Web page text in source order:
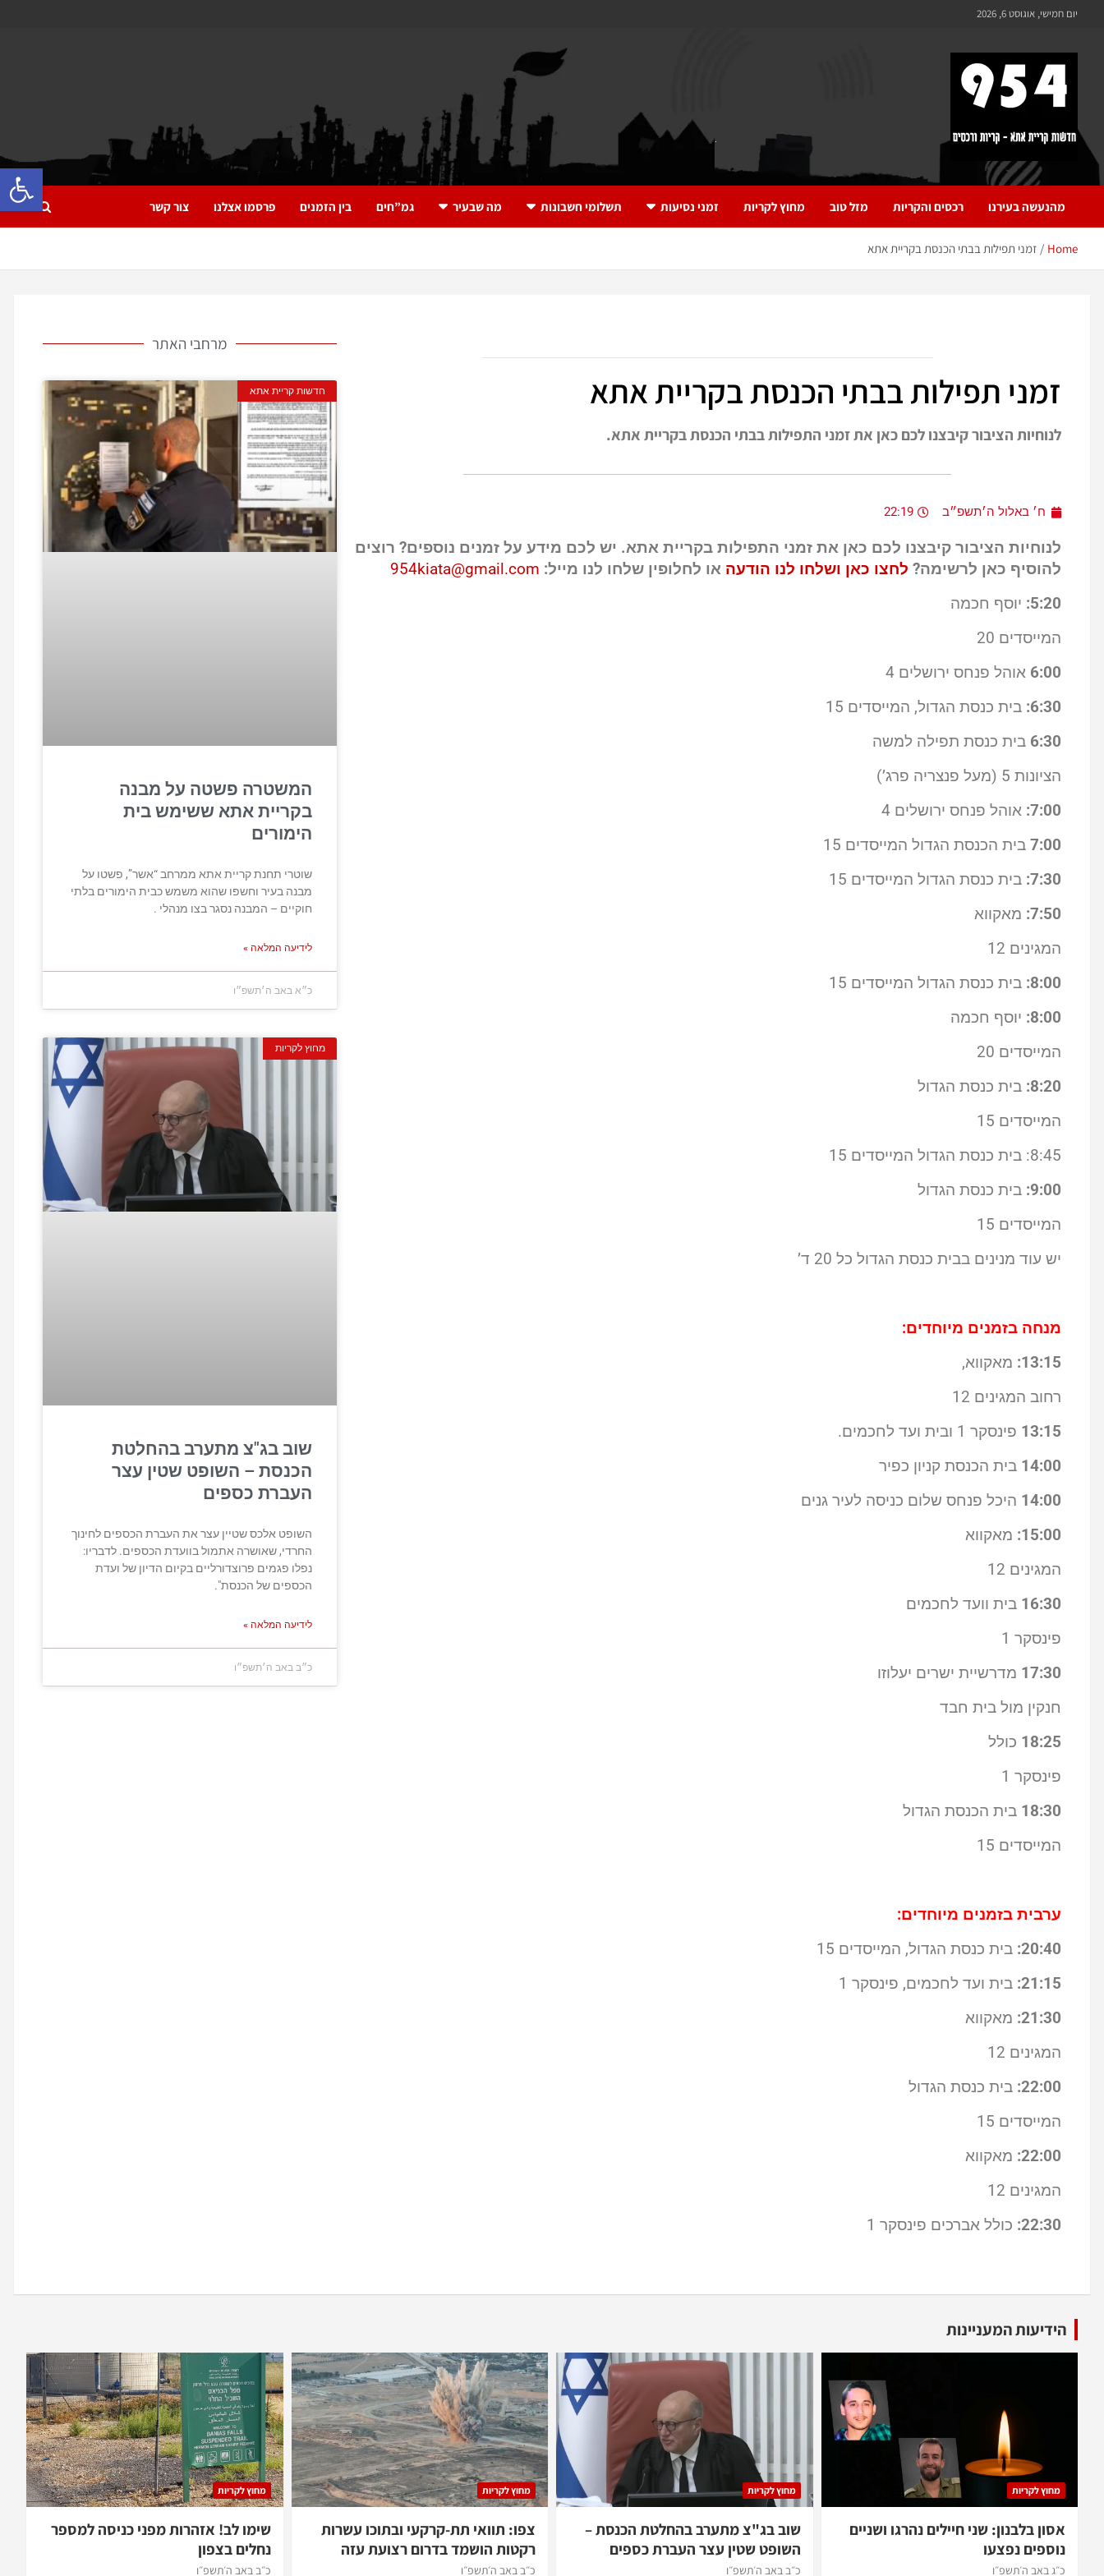
יום חמישי, אוגוסט 6, 2026
954 חדשות קריית אתא
כל מה שחדש ומעניין בקריית אתא והקריות
מהנעשה בעירנו רכסים והקריות מזל טוב מחוץ לקריות זמני נסיעות תשלומי חשבונות מה שבעיר גמ”חים בין הזמנים פרסמו אצלנו צור קשר
Home זמני תפילות בבתי הכנסת בקריית אתא
זמני תפילות בבתי הכנסת בקריית אתא
לנוחיות הציבור קיבצנו לכם כאן את זמני התפילות בבתי הכנסת בקריית אתא.
ח׳ באלול ה׳תשפ״ב 22:19
לנוחיות הציבור קיבצנו לכם כאן את זמני התפילות בקריית אתא. יש לכם מידע על זמנים נוספים? רוצים
להוסיף כאן לרשימה? לחצו כאן ושלחו לנו הודעה או לחלופין שלחו לנו מייל: 954kiata@gmail.com
5:20: יוסף חכמה
המייסדים 20
6:00 אוהל פנחס ירושלים 4
6:30: בית כנסת הגדול, המייסדים 15
6:30 בית כנסת תפילה למשה
הציונות 5 (מעל פנצריה פרג’)
7:00: אוהל פנחס ירושלים 4
7:00 בית הכנסת הגדול המייסדים 15
7:30: בית כנסת הגדול המייסדים 15
7:50: מאקווא
המגינים 12
8:00: בית כנסת הגדול המייסדים 15
8:00: יוסף חכמה
המייסדים 20
8:20: בית כנסת הגדול
המייסדים 15
8:45: בית כנסת הגדול המייסדים 15
9:00: בית כנסת הגדול
המייסדים 15
יש עוד מנינים בבית כנסת הגדול כל 20 ד’
מנחה בזמנים מיוחדים:
13:15: מאקווא,
רחוב המגינים 12
13:15 פינסקר 1 ובית ועד לחכמים.
14:00 בית הכנסת קניון כפיר
14:00 היכל פנחס שלום כניסה לעיר גנים
15:00: מאקווא
המגינים 12
16:30 בית וועד לחכמים
פינסקר 1
17:30 מדרשיית ישרים יעלוזו
חנקין מול בית חבד
18:25 כולל
פינסקר 1
18:30 בית הכנסת הגדול
המייסדים 15
ערבית בזמנים מיוחדים:
20:40: בית כנסת הגדול, המייסדים 15
21:15: בית ועד לחכמים, פינסקר 1
21:30: מאקווא
המגינים 12
22:00: בית כנסת הגדול
המייסדים 15
22:00: מאקווא
המגינים 12
22:30: כולל אברכים פינסקר 1
מרחבי האתר
חדשות קריית אתא
המשטרה פשטה על מבנה
בקריית אתא ששימש בית
הימורים
שוטרי תחנת קריית אתא ממרחב “אשר”, פשטו על
מבנה בעיר וחשפו שהוא משמש כבית הימורים בלתי
חוקיים – המבנה נסגר בצו מנהלי .
לידיעה המלאה »
כ״א באב ה׳תשפ״ו
מחוץ לקריות
שוב בג"צ מתערב בהחלטת
הכנסת – השופט שטין עצר
העברת כספים
השופט אלכס שטיין עצר את העברת הכספים לחינוך
החרדי, שאושרה אתמול בוועדת הכספים. לדבריו:
נפלו פגמים פרוצדורליים בקיום הדיון של ועדת
הכספים של הכנסת".
לידיעה המלאה »
כ״ב באב ה׳תשפ״ו
הידיעות המעניינות
מחוץ לקריות
אסון בלבנון: שני חיילים נהרגו ושניים
נוספים נפצעו
כ״ג באב ה׳תשפ״ו
מחוץ לקריות
שוב בג"צ מתערב בהחלטת הכנסת –
השופט שטין עצר העברת כספים
כ״ב באב ה׳תשפ״ו
מחוץ לקריות
צפו: תוואי תת-קרקעי ובתוכו עשרות
רקטות הושמד בדרום רצועת עזה
כ״ב באב ה׳תשפ״ו
מחוץ לקריות
שימו לב! אזהרות מפני כניסה למספר
נחלים בצפון
כ״ב באב ה׳תשפ״ו